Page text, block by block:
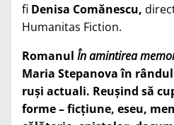
fi Denisa Comănescu,
Humanitas Fiction.
Romanul În amintirea
Maria Stepanova în
ruși actuali. Reușind să
forme – ficțiune, eseu,